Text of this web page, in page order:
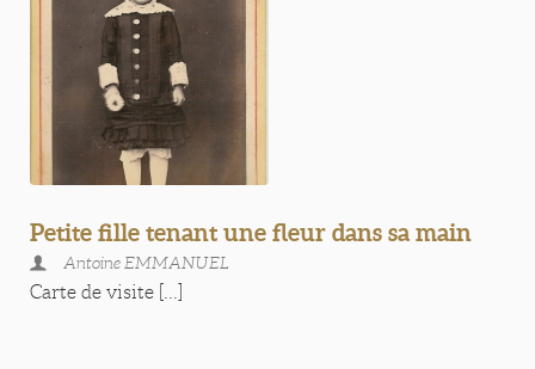
Petite fille tenant une fleur dans sa main
Antoine EMMANUEL
Carte de visite [...]